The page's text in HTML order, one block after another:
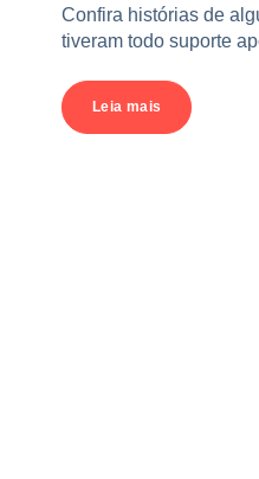
Confira histórias de
tiveram todo suporte
Leia mais